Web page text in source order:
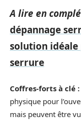
A lire en
dépannage
solution idéale
serrure
Coffres-forts à clé :
physique pour
mais peuvent être